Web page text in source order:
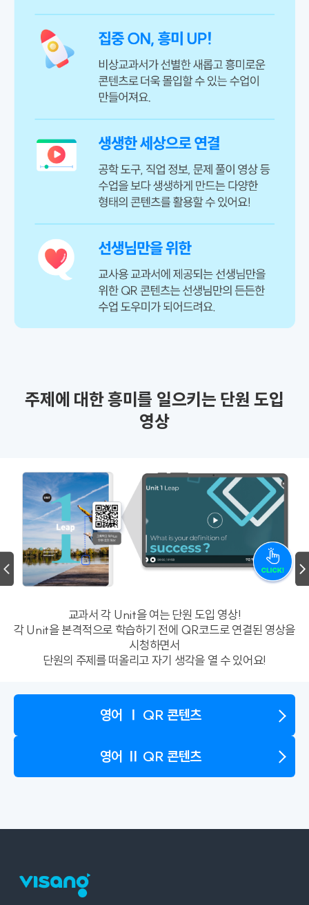
주제에 대한 흥미를 일으키는 단원 도입
영상
교과서 각 Unit을 여는 단원 도입 영상!
각 Unit을 본격적으로 학습하기 전에 QR코드로 연결된 영상을
시청하면서
단원의 주제를 떠올리고 자기 생각을 열 수 있어요!
영어 Ⅰ QR 콘텐츠
영어 Ⅱ QR 콘텐츠